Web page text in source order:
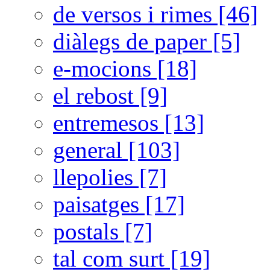
de versos i rimes [46]
diàlegs de paper [5]
e-mocions [18]
el rebost [9]
entremesos [13]
general [103]
llepolies [7]
paisatges [17]
postals [7]
tal com surt [19]